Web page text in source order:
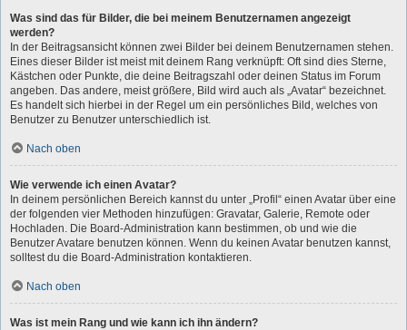
Was sind das für Bilder, die bei meinem Benutzernamen angezeigt
werden?
In der Beitragsansicht können zwei Bilder bei deinem Benutzernamen stehen.
Eines dieser Bilder ist meist mit deinem Rang verknüpft: Oft sind dies Sterne,
Kästchen oder Punkte, die deine Beitragszahl oder deinen Status im Forum
angeben. Das andere, meist größere, Bild wird auch als „Avatar“ bezeichnet.
Es handelt sich hierbei in der Regel um ein persönliches Bild, welches von
Benutzer zu Benutzer unterschiedlich ist.
Nach oben
Wie verwende ich einen Avatar?
In deinem persönlichen Bereich kannst du unter „Profil“ einen Avatar über eine
der folgenden vier Methoden hinzufügen: Gravatar, Galerie, Remote oder
Hochladen. Die Board-Administration kann bestimmen, ob und wie die
Benutzer Avatare benutzen können. Wenn du keinen Avatar benutzen kannst,
solltest du die Board-Administration kontaktieren.
Nach oben
Was ist mein Rang und wie kann ich ihn ändern?